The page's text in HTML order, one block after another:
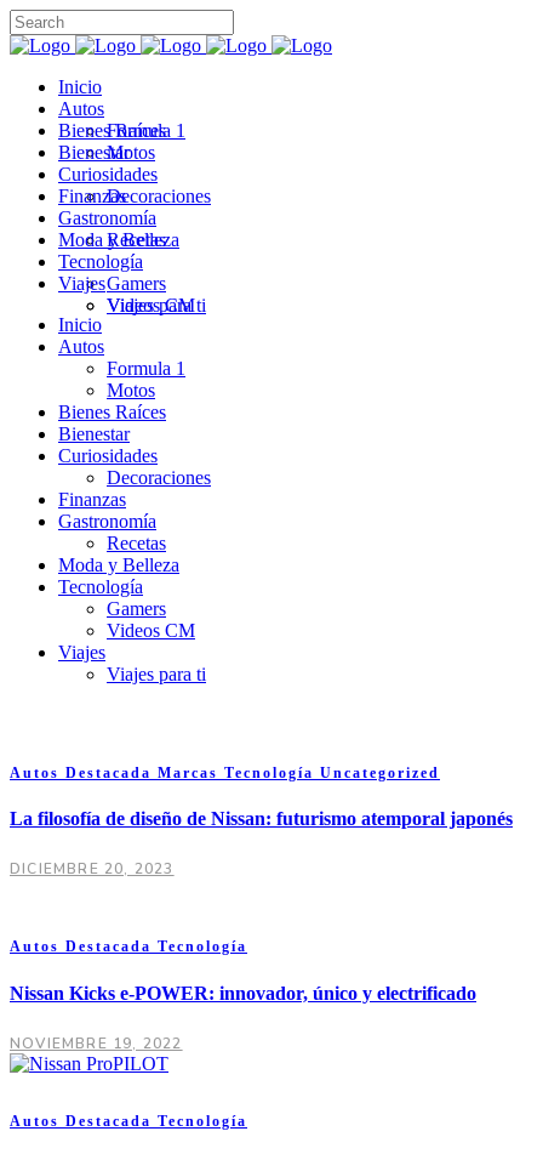
Inicio
Autos
Formula 1
Motos
Bienes Raíces
Bienestar
Curiosidades
Decoraciones
Finanzas
Gastronomía
Recetas
Moda y Belleza
Tecnología
Gamers
Videos CM
Viajes
Viajes para ti
Inicio
Autos
Formula 1
Motos
Bienes Raíces
Bienestar
Curiosidades
Decoraciones
Finanzas
Gastronomía
Recetas
Moda y Belleza
Tecnología
Gamers
Videos CM
Viajes
Viajes para ti
Autos Destacada Marcas Tecnología Uncategorized
La filosofía de diseño de Nissan: futurismo atemporal japonés
DICIEMBRE 20, 2023
Autos Destacada Tecnología
Nissan Kicks e-POWER: innovador, único y electrificado
NOVIEMBRE 19, 2022
Autos Destacada Tecnología